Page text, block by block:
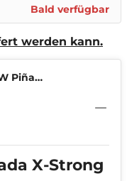
Bald verfügbar
werden kann.
Piña
X-Strong